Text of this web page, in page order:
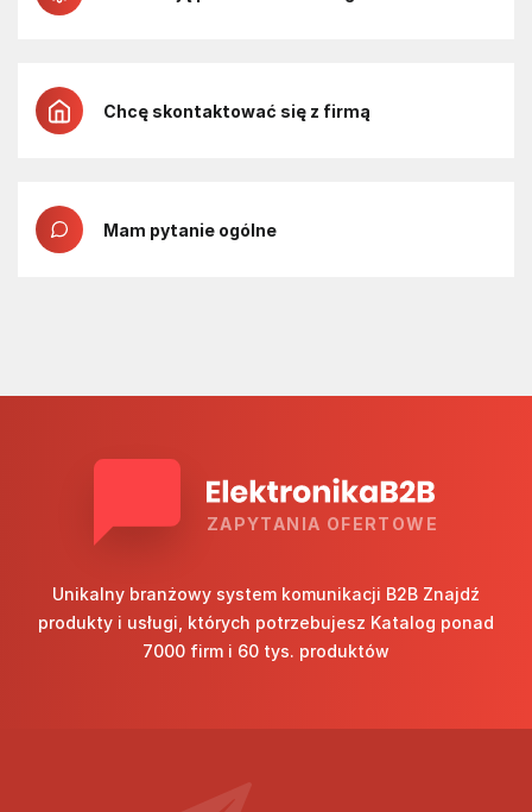
Chcę skontaktować się z firmą
Mam pytanie ogólne
ZAPYTANIA OFERTOWE
Unikalny branżowy system komunikacji B2B Znajdź
produkty i usługi, których potrzebujesz Katalog ponad
7000 firm i 60 tys. produktów